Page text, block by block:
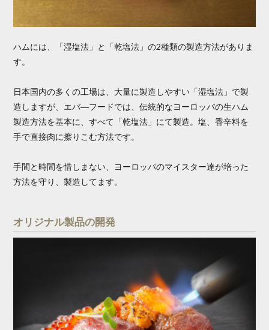
ハムには、「湿塩法」と「乾塩法」の2種類の製造方法がありま
す。
日本国内の多くの工場は、大量に製造しやすい「湿塩法」で製
造しますが、エバ―フードでは、伝統的なヨーロッパの生ハム
製造方法を基本に、すべて「乾塩法」にて製造。塩、香辛料を
手で直接肉に擦りこむ方法です。
手間と時間を惜しまない、ヨーロッパのマイスター達が培った
方法を守り、製造してます。
オリジナル製品の開発